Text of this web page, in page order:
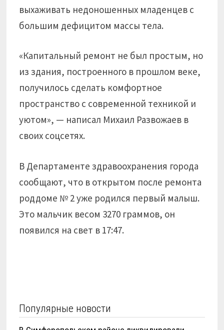
выхаживать недоношенных младенцев с
большим дефицитом массы тела.
«Капитальный ремонт не был простым, но
из здания, построенного в прошлом веке,
получилось сделать комфортное
пространство с современной техникой и
уютом», — написал Михаил Развожаев в
своих соцсетях.
В Департаменте здравоохранения города
сообщают, что в открытом после ремонта
роддоме № 2 уже родился первый малыш.
Это мальчик весом 3270 граммов, он
появился на свет в 17:47.
Популярные новости